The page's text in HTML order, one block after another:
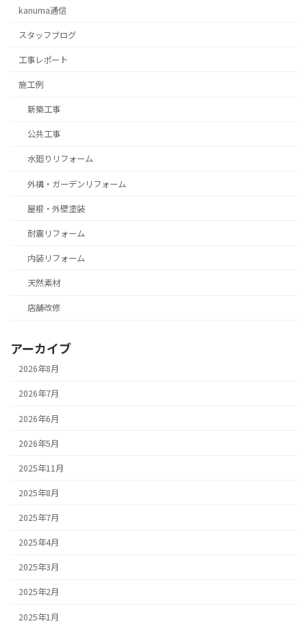
kanuma通信
スタッフブログ
⼯事レポート
施工例
新築工事
公共工事
水廻りリフォーム
外構・ガーデンリフォーム
屋根・外壁塗装
耐震リフォーム
内装リフォーム
天然素材
店舗改修
アーカイブ
2026年8月
2026年7月
2026年6月
2026年5月
2025年11月
2025年8月
2025年7月
2025年4月
2025年3月
2025年2月
2025年1月